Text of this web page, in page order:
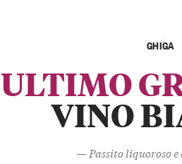
GHIGA
ULTIMO
VINO
— Passito liquoroso